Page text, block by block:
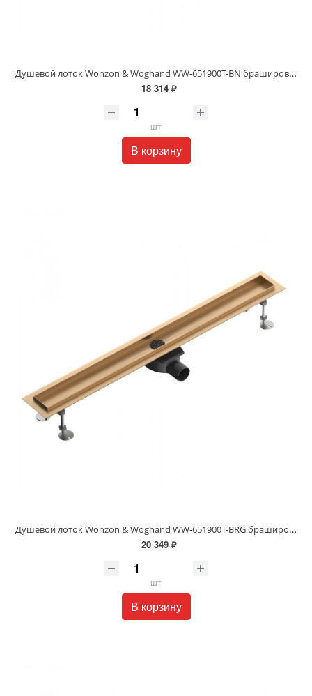
Душевой лоток Wonzon & Woghand WW-651900T-BN брашированный никель
18 314 ₽
шт
В корзину
Душевой лоток Wonzon & Woghand WW-651900T-BRG брашированное розовое золото
20 349 ₽
шт
В корзину